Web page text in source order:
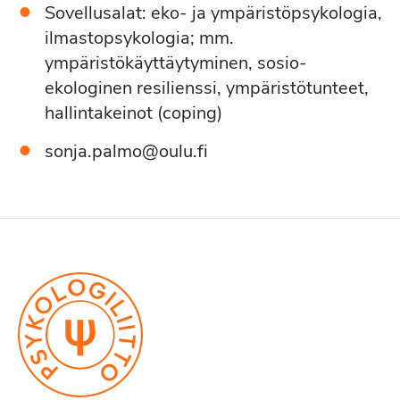
Sovellusalat: eko- ja ympäristöpsykologia,
ilmastopsykologia; mm.
ympäristökäyttäytyminen, sosio-
ekologinen resilienssi, ympäristötunteet,
hallintakeinot (coping)
sonja.palmo@oulu.fi